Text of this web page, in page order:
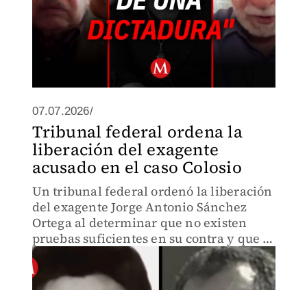
07.07.2026/
Tribunal federal ordena la
liberación del exagente
acusado en el caso Colosio
Un tribunal federal ordenó la liberación
del exagente Jorge Antonio Sánchez
Ortega al determinar que no existen
pruebas suficientes en su contra y que el
delito imputado prescribió.